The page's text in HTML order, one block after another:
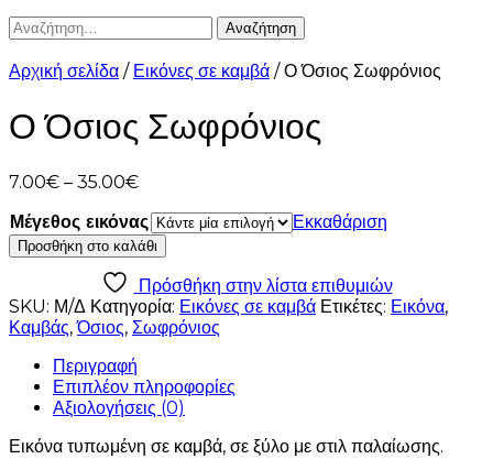
Αναζήτηση
για:
Αρχική σελίδα / Εικόνες σε καμβά / Ο Όσιος Σωφρόνιος
Ο Όσιος Σωφρόνιος
7.00€ – 35.00€Price
7.00€
through
35.00€
Μέγεθος εικόνας
Εκκαθάριση
Ο
Όσιος
ποσότητα
Προσθήκη στο καλάθι
Πρόσθήκη στην λίστα επιθυμιών
SKU: Μ/Δ Κατηγορία: Εικόνες σε καμβά Ετικέτες: Εικόνα,
Καμβάς,Όσιος, Σωφρόνιος
Περιγραφή
Επιπλέον πληροφορίες
Αξιολογήσεις (0)
Εικόνα τυπωμένη σε καμβά, σε ξύλο με στιλ παλαίωσης.